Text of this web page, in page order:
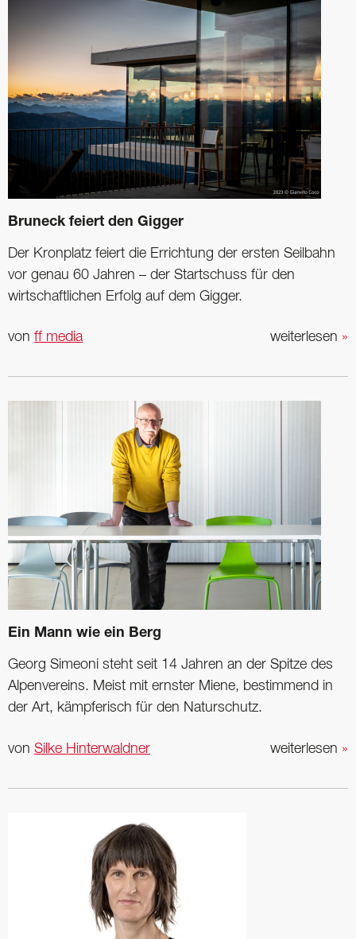
Bruneck feiert den Gigger
Der Kronplatz feiert die Errichtung der ersten Seilbahn
vor genau 60 Jahren – der Startschuss für den
wirtschaftlichen Erfolg auf dem Gigger.
weiterlesen »
von ff media
Ein Mann wie ein Berg
Georg Simeoni steht seit 14 Jahren an der Spitze des
Alpenvereins. Meist mit ­ernster Miene, bestimmend in
der Art, kämpferisch für den Naturschutz.
weiterlesen »
von Silke Hinterwaldner